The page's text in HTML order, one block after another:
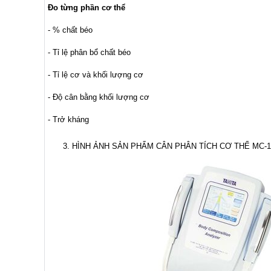
Đo từng phần cơ thể
- % chất béo
- Tỉ lệ phân bổ chất béo
- Tỉ lệ cơ và khối lượng cơ
- Độ cân bằng khối lượng cơ
- Trở kháng
3. HÌNH ẢNH SẢN PHẨM CÂN PHÂN TÍCH CƠ THỂ MC-